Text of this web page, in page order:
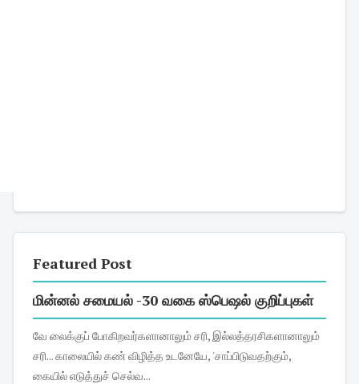
Featured Post
மின்னல் சமையல் -30 வகை ஸ்பெஷல் குறிப்புகள்
வே லைக்குப் போகிறவர்களானாலும் சரி, இல்லத்தரசிகளானாலும்
சரி... காலையில் கண் விழித்த உடனேயே, 'சாப்பிடுவதற்கும்,
கையில் எடுத்துச் செல்வ...